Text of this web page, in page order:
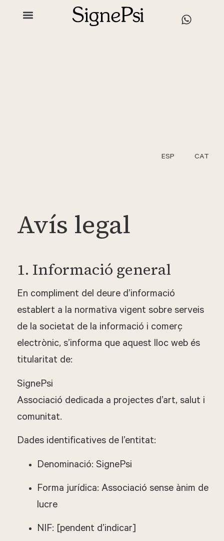
ESP CAT
Avís legal
1. Informació general
En compliment del deure d’informació
establert a la normativa vigent sobre serveis
de la societat de la informació i comerç
electrònic, s’informa que aquest lloc web és
titularitat de:
SignePsi
Associació dedicada a projectes d’art, salut i
comunitat.
Dades identificatives de l’entitat:
Denominació: SignePsi
Forma jurídica: Associació sense ànim de
lucre
NIF: [pendent d’indicar]